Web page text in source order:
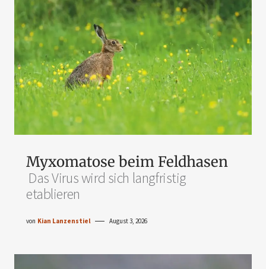
Myxomatose beim Feldhasen
Das Virus wird sich langfristig
etablieren
von Kian Lanzenstiel August 3, 2026